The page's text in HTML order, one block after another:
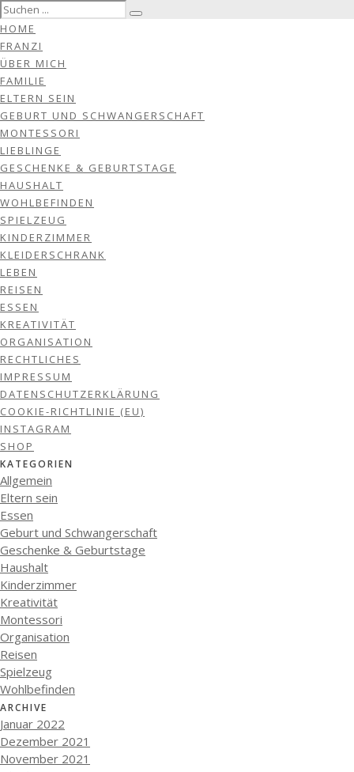
HOME
FRANZI
ÜBER MICH
FAMILIE
ELTERN SEIN
GEBURT UND SCHWANGERSCHAFT
MONTESSORI
LIEBLINGE
GESCHENKE & GEBURTSTAGE
HAUSHALT
WOHLBEFINDEN
SPIELZEUG
KINDERZIMMER
KLEIDERSCHRANK
LEBEN
REISEN
ESSEN
KREATIVITÄT
ORGANISATION
RECHTLICHES
IMPRESSUM
DATENSCHUTZERKLÄRUNG
COOKIE-RICHTLINIE (EU)
INSTAGRAM
SHOP
KATEGORIEN
Allgemein
Eltern sein
Essen
Geburt und Schwangerschaft
Geschenke & Geburtstage
Haushalt
Kinderzimmer
Kreativität
Montessori
Organisation
Reisen
Spielzeug
Wohlbefinden
ARCHIVE
Januar 2022
Dezember 2021
November 2021